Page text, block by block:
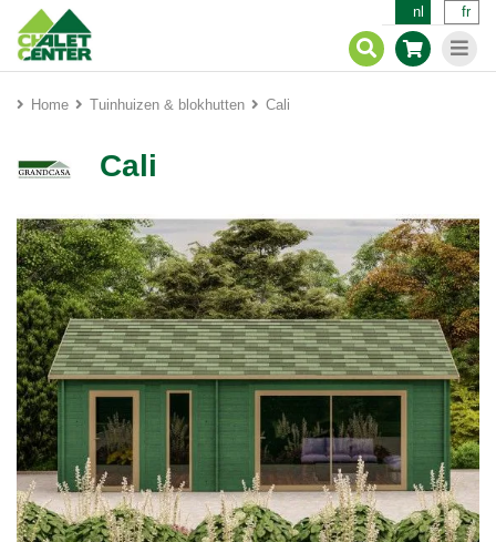
nl fr
Home Tuinhuizen & blokhutten Cali
Cali